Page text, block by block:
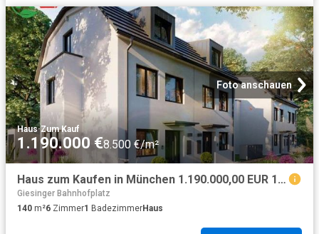
Foto anschauen
Haus·Zum Kauf
1.190.000 €8.500 €/m²
Haus zum Kaufen in München 1.190.000,00 EUR 140.7 m²
Giesinger Bahnhofplatz
140 m²6 Zimmer1 BadezimmerHaus